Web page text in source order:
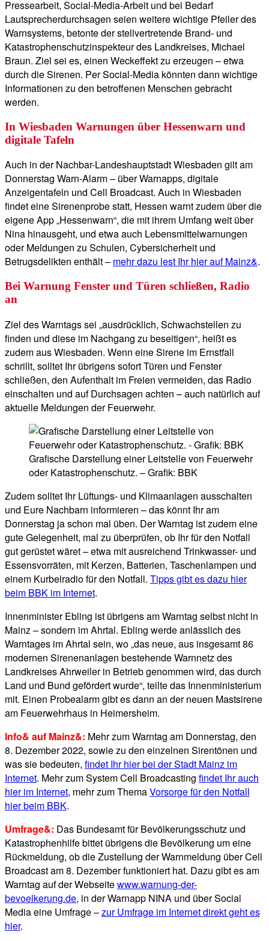
Pressearbeit, Social-Media-Arbeit und bei Bedarf
Lautsprecherdurchsagen seien weitere wichtige Pfeiler des
Warnsystems, betonte der stellvertretende Brand- und
Katastrophenschutzinspekteur des Landkreises, Michael
Braun. Ziel sei es, einen Weckeffekt zu erzeugen – etwa
durch die Sirenen. Per Social-Media könnten dann wichtige
Informationen zu den betroffenen Menschen gebracht
werden.
In Wiesbaden Warnungen über Hessenwarn und
digitale Tafeln
Auch in der Nachbar-Landeshauptstadt Wiesbaden gilt am
Donnerstag Warn-Alarm – über Warnapps, digitale
Anzeigentafeln und Cell Broadcast. Auch in Wiesbaden
findet eine Sirenenprobe statt, Hessen warnt zudem über die
eigene App „Hessenwarn“, die mit ihrem Umfang weit über
Nina hinausgeht, und etwa auch Lebensmittelwarnungen
oder Meldungen zu Schulen, Cybersicherheit und
Betrugsdelikten enthält – mehr dazu lest Ihr hier auf Mainz&.
Bei Warnung Fenster und Türen schließen, Radio
an
Ziel des Warntags sei „ausdrücklich, Schwachstellen zu
finden und diese im Nachgang zu beseitigen“, heißt es
zudem aus Wiesbaden. Wenn eine Sirene im Ernstfall
schrillt, solltet Ihr übrigens sofort Türen und Fenster
schließen, den Aufenthalt im Freien vermeiden, das Radio
einschalten und auf Durchsagen achten – auch natürlich auf
aktuelle Meldungen der Feuerwehr.
Grafische Darstellung einer Leitstelle von Feuerwehr
oder Katastrophenschutz. – Grafik: BBK
Zudem solltet Ihr Lüftungs- und Klimaanlagen ausschalten
und Eure Nachbarn informieren – das könnt Ihr am
Donnerstag ja schon mal üben. Der Warntag ist zudem eine
gute Gelegenheit, mal zu überprüfen, ob Ihr für den Notfall
gut gerüstet wäret – etwa mit ausreichend Trinkwasser- und
Essensvorräten, mit Kerzen, Batterien, Taschenlampen und
einem Kurbelradio für den Notfall. Tipps gibt es dazu hier
beim BBK im Internet.
Innenminister Ebling ist übrigens am Warntag selbst nicht in
Mainz – sondern im Ahrtal. Ebling werde anlässlich des
Warntages im Ahrtal sein, wo „das neue, aus insgesamt 86
modernen Sirenenanlagen bestehende Warnnetz des
Landkreises Ahrweiler in Betrieb genommen wird, das durch
Land und Bund gefördert wurde“, teilte das Innenministerium
mit. Einen Probealarm gibt es dann an der neuen Mastsirene
am Feuerwehrhaus in Heimersheim.
Info& auf Mainz&: Mehr zum Warntag am Donnerstag, den
8. Dezember 2022, sowie zu den einzelnen Sirentönen und
was sie bedeuten, findet Ihr hier bei der Stadt Mainz im
Internet. Mehr zum System Cell Broadcasting findet Ihr auch
hier im Internet, mehr zum ThemaVorsorge für den Notfall
hier beim BBK.
Umfrage&: Das Bundesamt für Bevölkerungsschutz und
Katastrophenhilfe bittet übrigens die Bevölkerung um eine
Rückmeldung, ob die Zustellung der Warnmeldung über Cell
Broadcast am 8. Dezember funktioniert hat. Dazu gibt es am
Warntag auf der Webseitewww.warnung-der-
bevoelkerung.de, in der Warnapp NINA und über Social
Media eine Umfrage –zur Umfrage im Internet direkt geht es
hier.